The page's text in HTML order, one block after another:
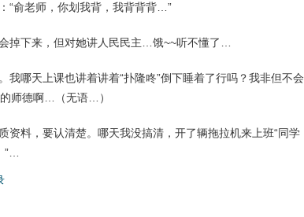
“俞老师，你划我背，我背背背…”
掉下来，但对她讲人民民主…饿~~听不懂了…
我哪天上课也讲着讲着“扑隆咚”倒下睡着了行吗？我非但不会
师德啊…（无语…）
资料，要认清楚。哪天我没搞清，开了辆拖拉机来上班“同学